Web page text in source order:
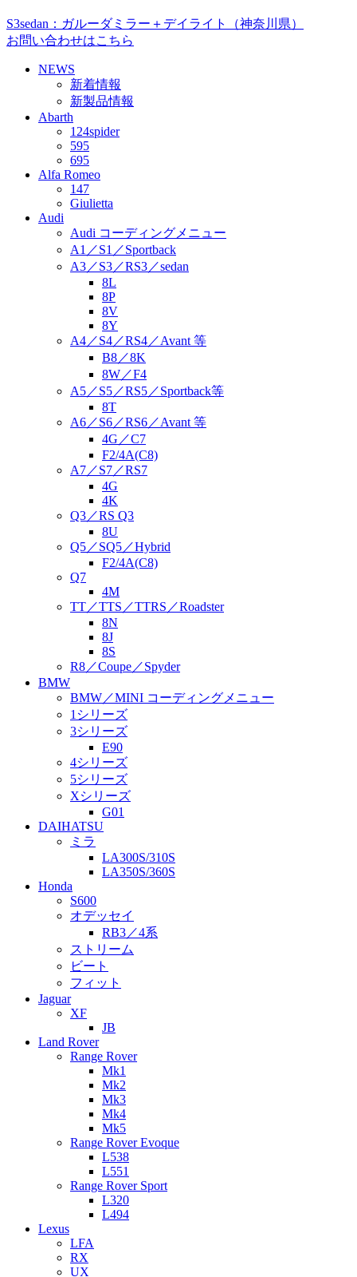
S3sedan：ガルーダミラー＋デイライト（神奈川県）
お問い合わせはこちら
NEWS
新着情報
新製品情報
Abarth
124spider
595
695
Alfa Romeo
147
Giulietta
Audi
Audi コーディングメニュー
A1／S1／Sportback
A3／S3／RS3／sedan
8L
8P
8V
8Y
A4／S4／RS4／Avant 等
B8／8K
8W／F4
A5／S5／RS5／Sportback等
8T
A6／S6／RS6／Avant 等
4G／C7
F2/4A(C8)
A7／S7／RS7
4G
4K
Q3／RS Q3
8U
Q5／SQ5／Hybrid
F2/4A(C8)
Q7
4M
TT／TTS／TTRS／Roadster
8N
8J
8S
R8／Coupe／Spyder
BMW
BMW／MINI コーディングメニュー
1シリーズ
3シリーズ
E90
4シリーズ
5シリーズ
Xシリーズ
G01
DAIHATSU
ミラ
LA300S/310S
LA350S/360S
Honda
S600
オデッセイ
RB3／4系
ストリーム
ビート
フィット
Jaguar
XF
JB
Land Rover
Range Rover
Mk1
Mk2
Mk3
Mk4
Mk5
Range Rover Evoque
L538
L551
Range Rover Sport
L320
L494
Lexus
LFA
RX
UX